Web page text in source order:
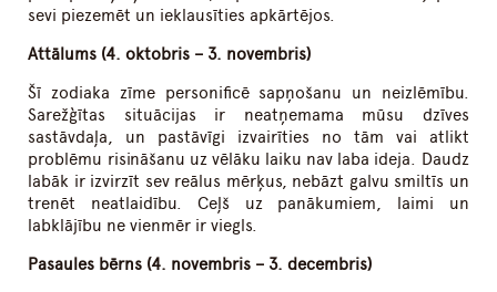
sevi piezemēt un ieklausīties apkārtējos.
Attālums (4. oktobris – 3. novembris)
Šī zodiaka zīme personificē sapņošanu un neizlēmību.
Sarežģītas situācijas ir neatņemama mūsu dzīves
sastāvdaļa, un pastāvīgi izvairīties no tām vai atlikt
problēmu risināšanu uz vēlāku laiku nav laba ideja. Daudz
labāk ir izvirzīt sev reālus mērķus, nebāzt galvu smiltīs un
trenēt neatlaidību. Ceļš uz panākumiem, laimi un
labklājību ne vienmēr ir viegls.
Pasaules bērns (4. novembris – 3. decembris)